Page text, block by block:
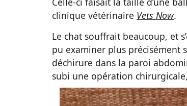
clinique vétérinaire Vets Now.
Le chat souffrait beaucoup, et
pu examiner plus précisément
déchirure dans la paroi
subi une opération